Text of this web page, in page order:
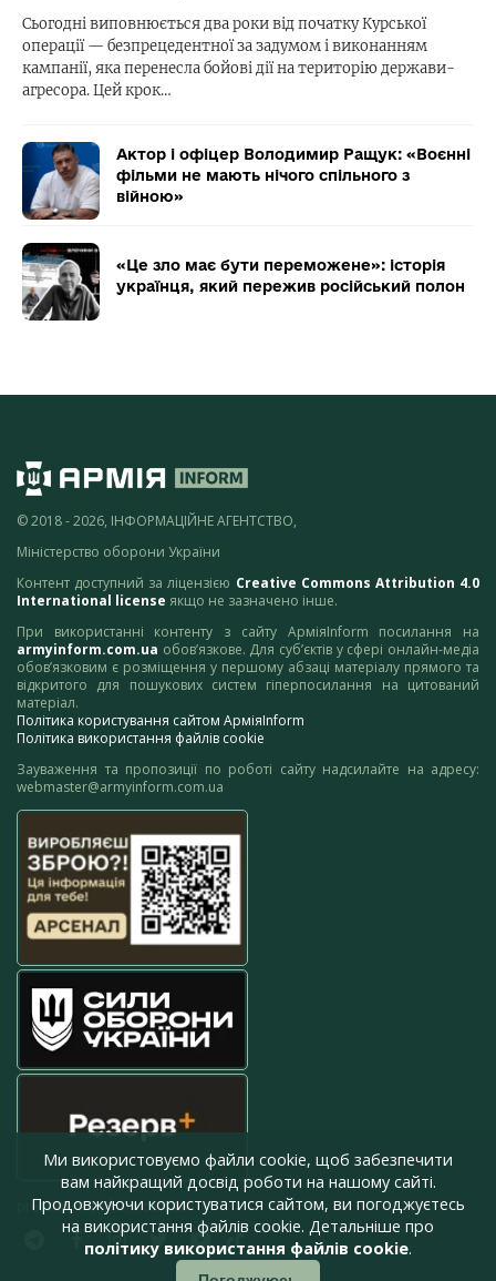
Сьогодні виповнюється два роки від початку Курської
операції — безпрецедентної за задумом і виконанням
кампанії, яка перенесла бойові дії на територію держави-
агресора. Цей крок…
Актор і офіцер Володимир Ращук: «Воєнні
фільми не мають нічого спільного з
війною»
«Це зло має бути переможене»: історія
українця, який пережив російський полон
© 2018 - 2026, ІНФОРМАЦІЙНЕ АГЕНТСТВО,
Міністерство оборони України
Контент доступний за ліцензією Creative Commons Attribution 4.0
International license якщо не зазначено інше.
При використанні контенту з сайту АрміяInform посилання на
armyinform.com.ua обов’язкове. Для суб’єктів у сфері онлайн-медіа
обов’язковим є розміщення у першому абзаці матеріалу прямого та
відкритого для пошукових систем гіперпосилання на цитований
матеріал.
Політика користування сайтом АрміяInform
Політика використання файлів cookie
Зауваження та пропозиції по роботі сайту надсилайте на адресу:
webmaster@armyinform.com.ua
press@armyinform.com.ua
Ми використовуємо файли cookie, щоб забезпечити
вам найкращий досвід роботи на нашому сайті.
Продовжуючи користуватися сайтом, ви погоджуєтесь
на використання файлів cookie. Детальніше про
політику використання файлів cookie.